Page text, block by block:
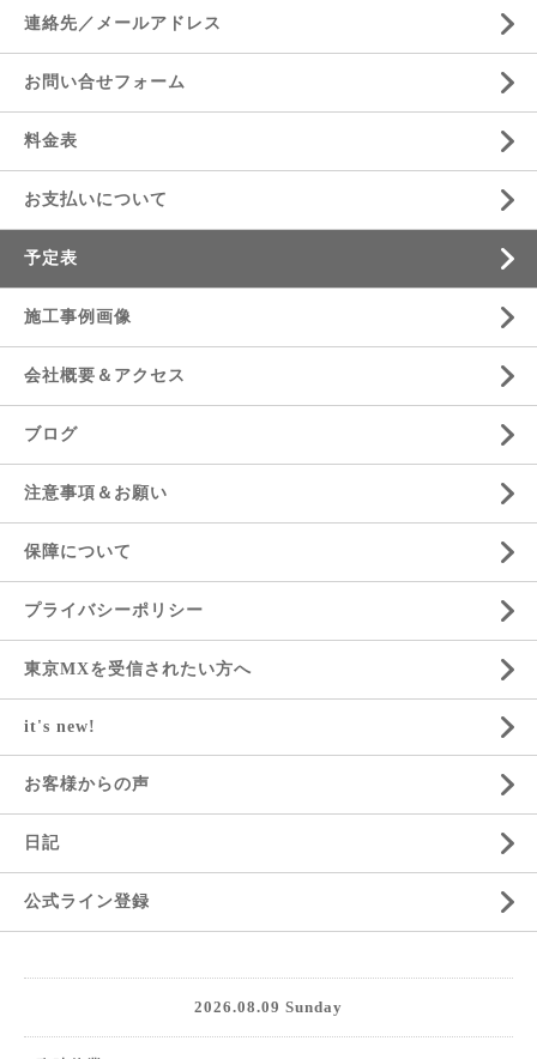
連絡先／メールアドレス
お問い合せフォーム
料金表
お支払いについて
予定表
施工事例画像
会社概要＆アクセス
ブログ
注意事項＆お願い
保障について
プライバシーポリシー
東京MXを受信されたい方へ
it's new!
お客様からの声
日記
公式ライン登録
2026.08.09 Sunday